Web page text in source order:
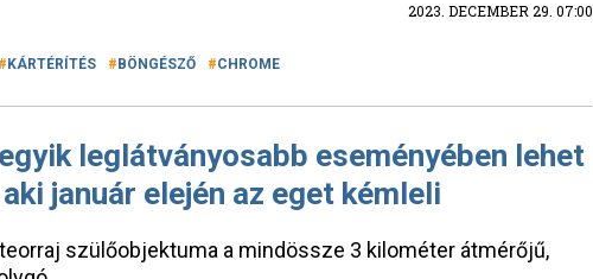
2023. DECEMBER 29. 07:00
KÁRTÉRÍTÉS BÖNGÉSZŐ CHROME
leglátványosabb eseményében lehet
január elején az eget kémleli
szülőobjektuma a mindössze 3 kilométer átmérőjű,